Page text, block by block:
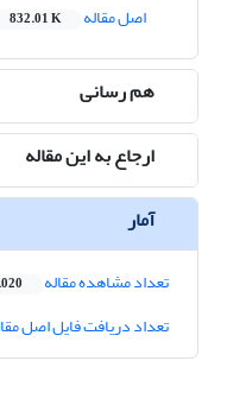
اصل مقاله
832.01 K
هم رسانی
ارجاع به این مقاله
آمار
تعداد مشاهده مقاله
تعداد دریافت فایل اصل